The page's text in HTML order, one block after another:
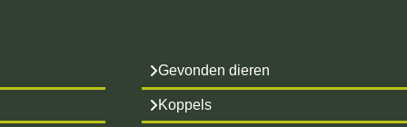
Gevonden dieren
Koppels